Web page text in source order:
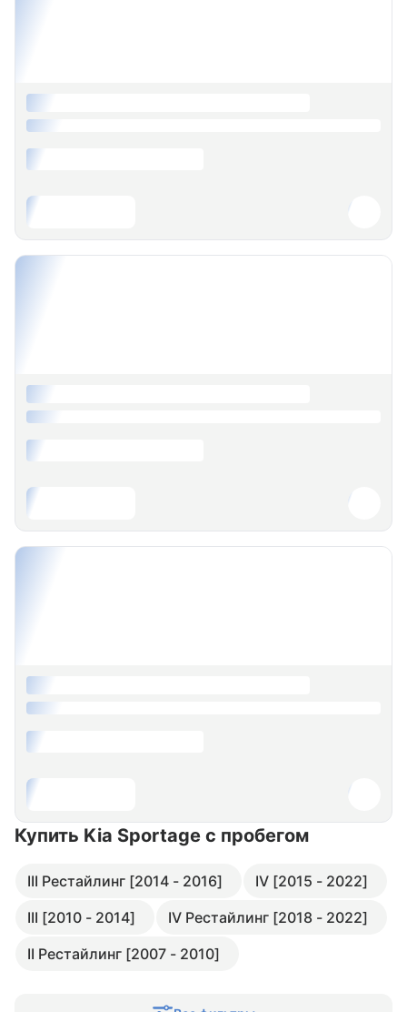
Купить Kia Sportage с пробегом
III Рестайлинг [2014 - 2016]
IV [2015 - 2022]
III [2010 - 2014]
IV Рестайлинг [2018 - 2022]
II Рестайлинг [2007 - 2010]